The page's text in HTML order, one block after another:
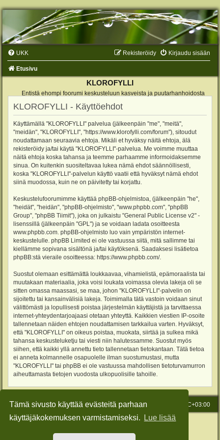
Tämä sivusto käyttää evästeitä parhaan
käyttäjäkokemuksen varmistamiseksi.
Lue lisää
UKK Kirjaudu sisään
Rekisteröidy
Etusivu
KLOROFYLLI
Entistä ehompi foorumi keskusteluun kasveista ja puutarhanhoidosta
KLOROFYLLI - Käyttöehdot
Käyttämällä "KLOROFYLLI" palvelua (jälkeenpäin "me", "meitä",
"meidän", "KLOROFYLLI", "https://www.klorofylli.com/forum"), sitoudut
noudattamaan seuraavia ehtoja. Mikäli et hyväksy näitä ehtoja, älä
rekisteröidy ja/tai käytä "KLOROFYLLI"-palvelua. Me voimme muuttaa
näitä ehtoja koska tahansa ja teemme parhaamme informoidaksemme
sinua. On kuitenkin suositeltavaa lukea nämä ehdot säännöllisesti,
koska "KLOROFYLLI"-palvelun käyttö vaatii että hyväksyt nämä ehdot
siinä muodossa, kuin ne on päivitetty tai korjattu.
Keskustelufoorumimme käyttää phpBB-ohjelmistoa, (jälkeenpäin "he",
"heidät", "heidän", "phpBB-ohjelmisto", "www.phpbb.com", "phpBB
Group", "phpBB Tiimit"), joka on julkaistu "General Public License v2" -
lisenssillä (jälkeenpäin "GPL") ja se voidaan ladata osoitteesta
www.phpbb.com . phpBB-ohjelmisto luo vain ympäristön internet-
keskustelulle. phpBB Limited ei ole vastuussa siitä, mitä sallimme tai
kiellämme sopivana sisältönä ja/tai käytöksenä. Saadaksesi lisätietoa
phpBB:stä vieraile osoitteessa: https://www.phpbb.com/.
Suostut olemaan esittämättä loukkaavaa, vihamielistä, epämoraalista tai
muutakaan materiaalia, joka voisi loukata voimassa olevia lakeja oli se
sitten omassa maassasi, se maa, johon "KLOROFYLLI"-palvelin on
sijoitettu tai kansainvälisiä lakeja. Toimimalla tätä vastoin voidaan sinut
välittömästi ja lopullisesti poistaa järjestelmän käyttäjistä ja tarvittaessa
internet-yhteydentarjoajaasi otetaan yhteyttä. Kaikkien viestien IP-osoite
tallennetaan näiden ehtojen noudattamisen tarkkailua varten. Hyväksyt,
että "KLOROFYLLI" on oikeus poistaa, muokata, siirtää ja sulkea mikä
tahansa keskusteluketju tai viesti niin halutessamme. Suostut myös
siihen, että kaikki yllä annettu tieto tallennetaan tietokantaan. Tätä tietoa
ei anneta kolmannelle osapuolelle ilman suostumustasi, mutta
"KLOROFYLLI" tai phpBB ei ole vastuussa mahdollisen tietoturvamurron
aiheuttamasta tietojen vuodosta ulkopuolisille tahoille.
Etusivu Kaikki ajat ovat UTC+03:00
Viesti Ylläpidolle
Keskustelufoorumin ohjelmistophpBB® Forum Software © phpBB Limited